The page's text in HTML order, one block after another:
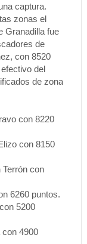
captura.
zonas el
Granadilla fue
de
con 8520
del
de zona
con 8220
con 8150
con
6260 puntos.
5200
con 4900